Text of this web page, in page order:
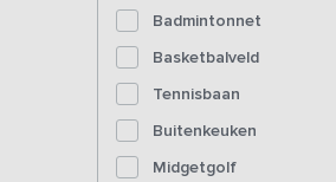
Badmintonnet
Basketbalveld
Tennisbaan
Buitenkeuken
Midgetgolf